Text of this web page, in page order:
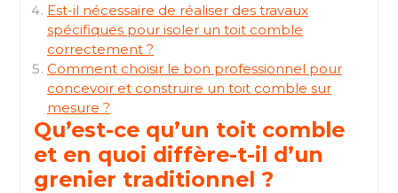
Est-il nécessaire de réaliser des travaux
spécifiques pour isoler un toit comble
correctement ?
Comment choisir le bon professionnel pour
concevoir et construire un toit comble sur
mesure ?
Qu’est-ce qu’un toit comble
et en quoi diffère-t-il d’un
grenier traditionnel ?